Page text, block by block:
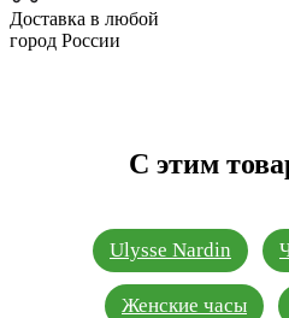
Доставка в любой
город России
С этим
Ulysse Nardin
Женские часы